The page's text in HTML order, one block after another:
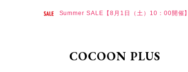
Summer SALE【8月1日（土）10：00開催】
COCOON PLUS